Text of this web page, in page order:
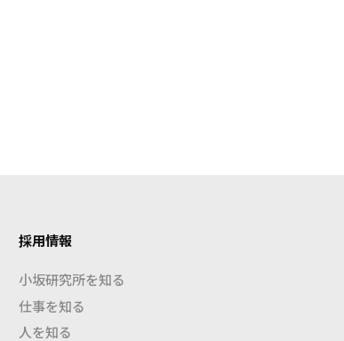
採用情報
小坂研究所を知る
仕事を知る
人を知る